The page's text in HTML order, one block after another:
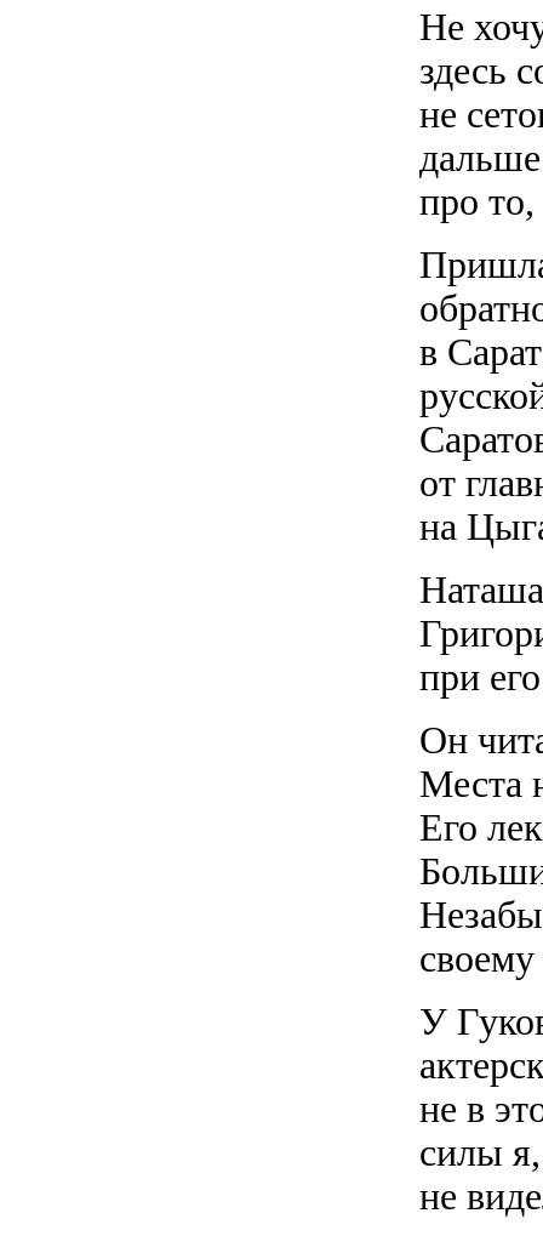
Не
здесь
не
про
в
от
на
при
Он
Места
Его
У
не в
силы
не